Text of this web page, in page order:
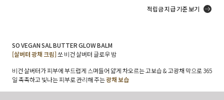
적립금 지급 기준 보기
SO VEGAN SAL BUTTER GLOW BALM
[살버터 광채 크림] 쏘 비건 살버터 글로우 밤
비건 살버터가 피부에 부드럽게 스며들어 얇게 차오르는 고보습 & 고광채 막으로 365
일 촉촉하고 빛나는 피부로 관리해 주는광채 보습